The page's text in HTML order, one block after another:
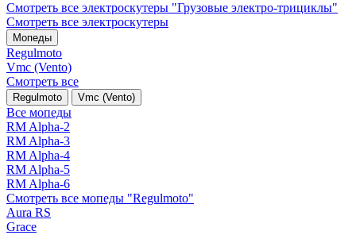
Смотреть все электро­скутеры "Грузовые электро‑трициклы"
Смотреть все электро­скутеры
Мопеды
Regulmoto
Vmc (Vento)
Смотреть все
Regulmoto Vmc (Vento)
Все мопеды
RM Alpha-2
RM Alpha-3
RM Alpha-4
RM Alpha-5
RM Alpha-6
Смотреть все мопеды "Regulmoto"
Aura RS
Grace